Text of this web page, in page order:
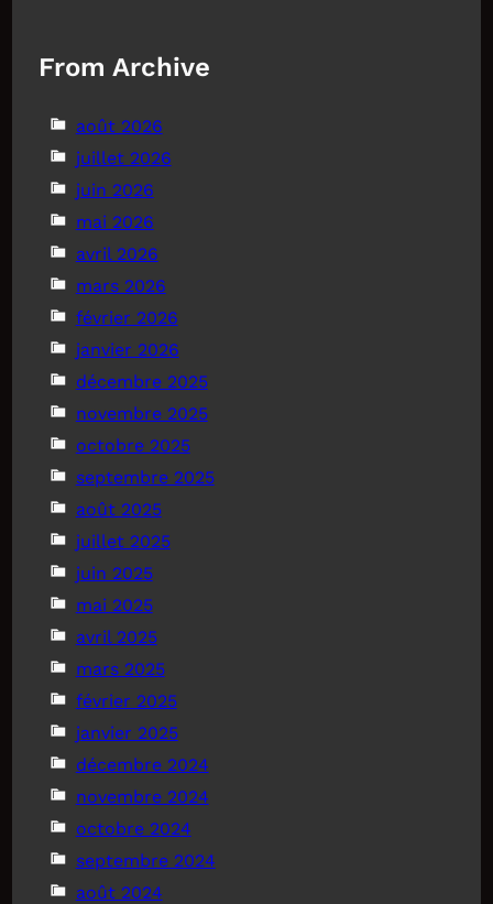
From Archive
août 2026
juillet 2026
juin 2026
mai 2026
avril 2026
mars 2026
février 2026
janvier 2026
décembre 2025
novembre 2025
octobre 2025
septembre 2025
août 2025
juillet 2025
juin 2025
mai 2025
avril 2025
mars 2025
février 2025
janvier 2025
décembre 2024
novembre 2024
octobre 2024
septembre 2024
août 2024